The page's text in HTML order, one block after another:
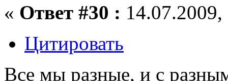
« Ответ #30 :
Цитировать
Все мы разные, и с